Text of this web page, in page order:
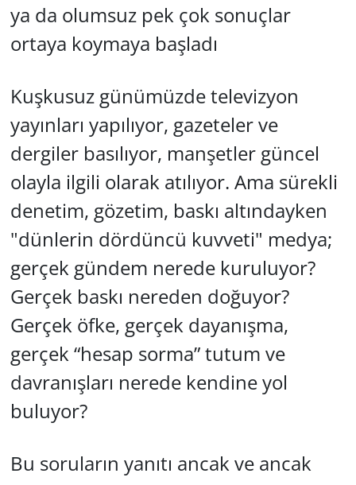
ya da olumsuz pek çok sonuçlar
ortaya koymaya başladı
Kuşkusuz günümüzde televizyon
yayınları yapılıyor, gazeteler ve
dergiler basılıyor, manşetler güncel
olayla ilgili olarak atılıyor. Ama sürekli
denetim, gözetim, baskı altındayken
"dünlerin dördüncü kuvveti" medya;
gerçek gündem nerede kuruluyor?
Gerçek baskı nereden doğuyor?
Gerçek öfke, gerçek dayanışma,
gerçek “hesap sorma” tutum ve
davranışları nerede kendine yol
buluyor?
Bu soruların yanıtı ancak ve ancak